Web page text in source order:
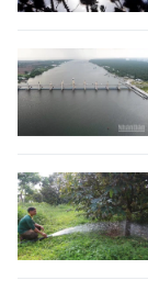
ENGLISH
FRANÇAIS
РУССКИЙ